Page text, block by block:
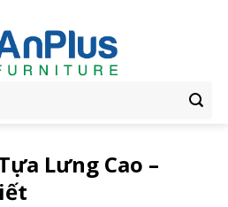
Lưng Cao –